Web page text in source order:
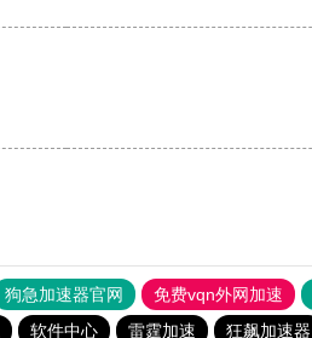
狗急加速器官网 免费vqn外网加速
软件中心 雷霆加速 狂飙加速器